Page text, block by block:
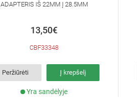
ADAPTERIS IŠ 22MM Į 28.5MM
13,50€
CBF33348
Peržiūrėti Į krepšelį
Yra sandėlyje